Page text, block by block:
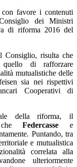
con favore i contenuti
dei Ministri
di riforma 2016 del
Consiglio, risulta che
quello di rafforzare
mutualistiche delle
sia nei rispettivi
Cooperativi di
della riforma, il
cheFedercasse e
Puntando, tra
e mutualistica
correlata alla
ulteriormente